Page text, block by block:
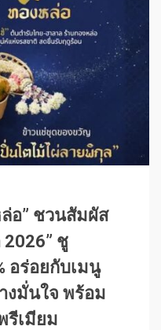
อ” ชวนสัมผัส
ชู
อร่อยกับเมนู
งมั่นใจ พร้อม
รีเมียม